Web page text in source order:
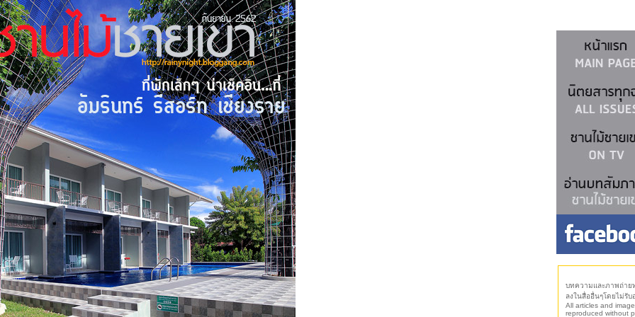
บทความและภาพถ่าย
ลงในสื่ออื่นๆโดยไม่รั
All articles and
reproduced without